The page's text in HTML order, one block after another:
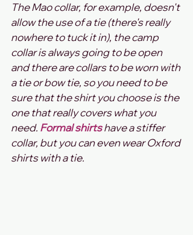
The Mao collar, for example, doesn't
allow the use of a tie (there's really
nowhere to tuck it in), the camp
collar is always going to be open
and there are collars to be worn with
a tie or bow tie, so you need to be
sure that the shirt you choose is the
one that really covers what you
need. Formal shirts have a stiffer
collar, but you can even wear Oxford
shirts with a tie.